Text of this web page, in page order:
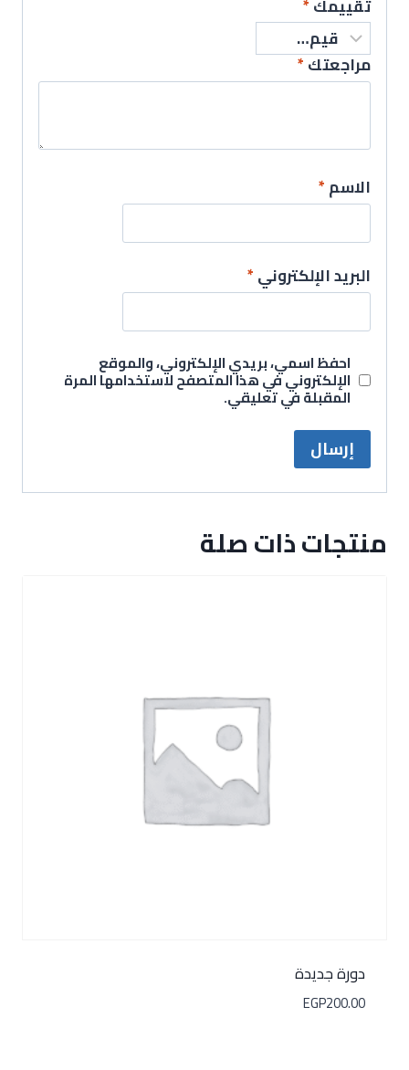
تقييمك*
مراجعتك*
الاسم*
البريد الإلكتروني*
احفظ اسمي، بريدي الإلكتروني، والموقع
الإلكتروني في هذا المتصفح لاستخدامها المرة
المقبلة في تعليقي.
منتجات ذات صلة
دورة جديدة
EGP200.00